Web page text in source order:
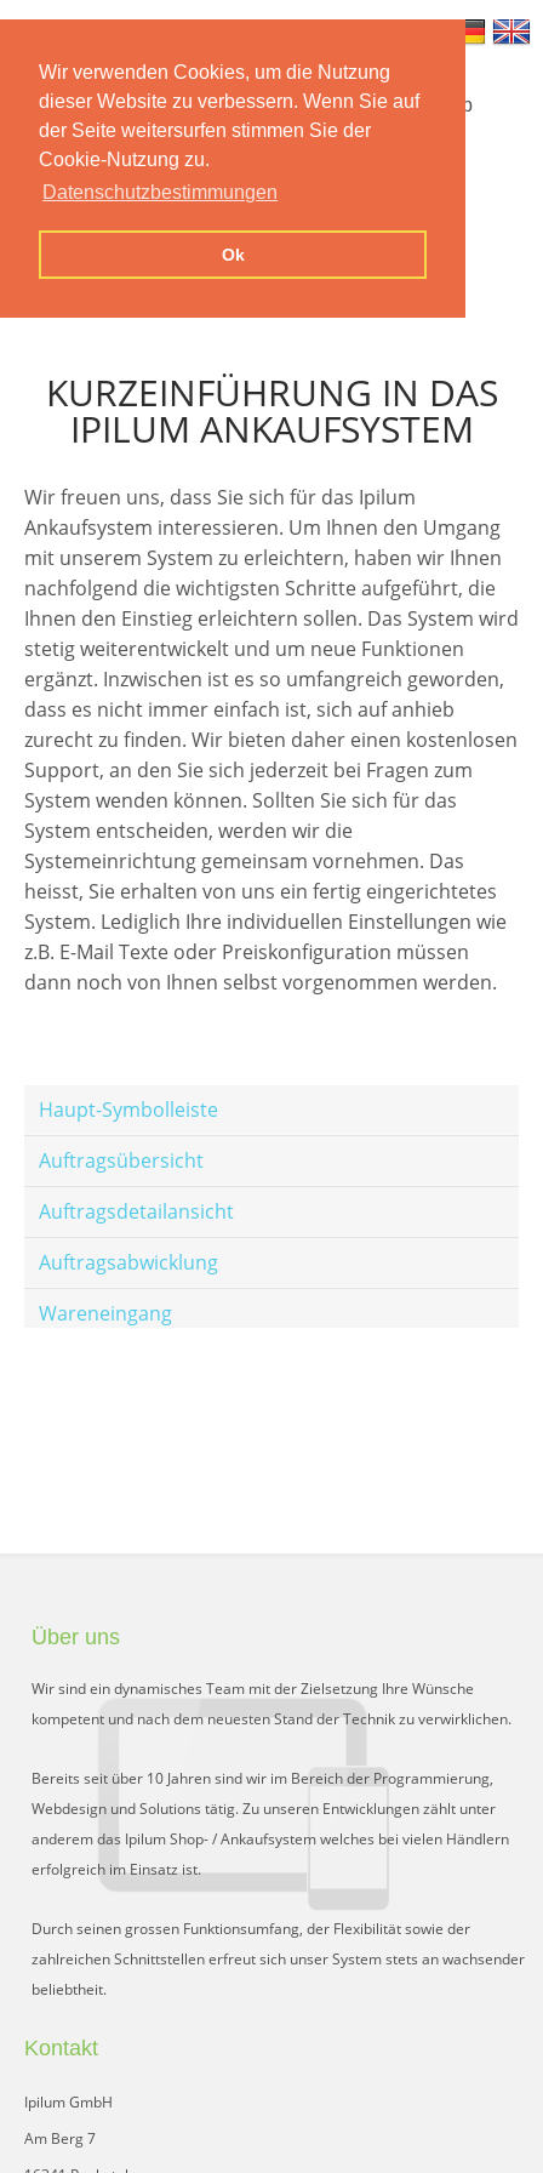
Wir verwenden Cookies, um die Nutzung
dieser Website zu verbessern. Wenn Sie auf
der Seite weitersurfen stimmen Sie der
Cookie-Nutzung zu.
Datenschutzbestimmungen
Ok
Startseite Funktionen Mobile App
Preise
Kontakt Impressum
KURZEINFÜHRUNG IN DAS
IPILUM ANKAUFSYSTEM
Wir freuen uns, dass Sie sich für das Ipilum
Ankaufsystem interessieren. Um Ihnen den Umgang
mit unserem System zu erleichtern, haben wir Ihnen
nachfolgend die wichtigsten Schritte aufgeführt, die
Ihnen den Einstieg erleichtern sollen. Das System wird
stetig weiterentwickelt und um neue Funktionen
ergänzt. Inzwischen ist es so umfangreich geworden,
dass es nicht immer einfach ist, sich auf anhieb
zurecht zu finden. Wir bieten daher einen kostenlosen
Support, an den Sie sich jederzeit bei Fragen zum
System wenden können. Sollten Sie sich für das
System entscheiden, werden wir die
Systemeinrichtung gemeinsam vornehmen. Das
heisst, Sie erhalten von uns ein fertig eingerichtetes
System. Lediglich Ihre individuellen Einstellungen wie
z.B. E-Mail Texte oder Preiskonfiguration müssen
dann noch von Ihnen selbst vorgenommen werden.
Haupt-Symbolleiste
Auftragsübersicht
Auftragsdetailansicht
Auftragsabwicklung
Wareneingang
Sperrliste
Zustands-Abfragen
Wareneingang
Bar-Ankauf
Tagesabschluss
FAQ
Über uns
Wir sind ein dynamisches Team mit der Zielsetzung Ihre Wünsche
kompetent und nach dem neuesten Stand der Technik zu verwirklichen.
Bereits seit über 10 Jahren sind wir im Bereich der Programmierung,
Webdesign und Solutions tätig. Zu unseren Entwicklungen zählt unter
anderem das Ipilum Shop- / Ankaufsystem welches bei vielen Händlern
erfolgreich im Einsatz ist.
Durch seinen grossen Funktionsumfang, der Flexibilität sowie der
zahlreichen Schnittstellen erfreut sich unser System stets an wachsender
beliebtheit.
Kontakt
Ipilum GmbH
Am Berg 7